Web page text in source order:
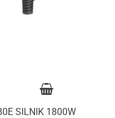
SILNIK 1800W